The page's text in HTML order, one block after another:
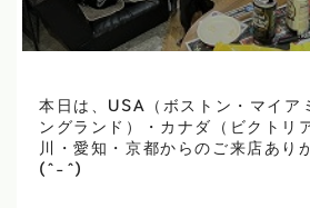
本日は、USA（ボストン・マイア
ングランド）・カナダ（ビクトリ
川・愛知・京都からのご来店あり
(^-^)